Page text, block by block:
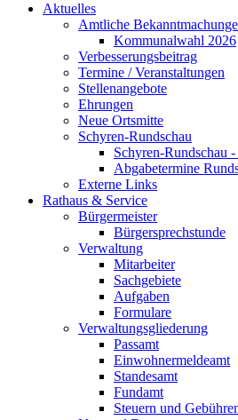
Aktuelles
Amtliche
Kommunalwahl 2026
Verbesserungsbeitrag
Termine / Veranstaltungen
Stellenangebote
Ehrungen
Neue Ortsmitte
Schyren-Rundschau
Schyren-Rundschau
Abgabetermine
Externe Links
Rathaus & Service
Bürgermeister
Bürgersprechstunde
Verwaltung
Mitarbeiter
Sachgebiete
Aufgaben
Formulare
Verwaltungsgliederung
Passamt
Einwohnermeldeamt
Standesamt
Fundamt
Steuern und